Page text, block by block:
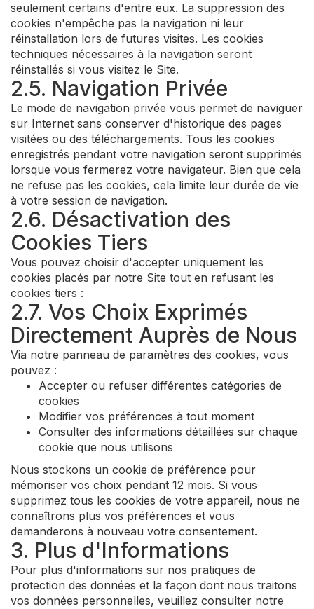
seulement certains d'entre eux. La suppression des
cookies n'empêche pas la navigation ni leur
réinstallation lors de futures visites. Les cookies
techniques nécessaires à la navigation seront
réinstallés si vous visitez le Site.
2.5. Navigation Privée
Le mode de navigation privée vous permet de naviguer
sur Internet sans conserver d'historique des pages
visitées ou des téléchargements. Tous les cookies
enregistrés pendant votre navigation seront supprimés
lorsque vous fermerez votre navigateur. Bien que cela
ne refuse pas les cookies, cela limite leur durée de vie
à votre session de navigation.
2.6. Désactivation des
Cookies Tiers
Vous pouvez choisir d'accepter uniquement les
cookies placés par notre Site tout en refusant les
cookies tiers :
2.7. Vos Choix Exprimés
Directement Auprès de Nous
Via notre panneau de paramètres des cookies, vous
pouvez :
Accepter ou refuser différentes catégories de
cookies
Modifier vos préférences à tout moment
Consulter des informations détaillées sur chaque
cookie que nous utilisons
Nous stockons un cookie de préférence pour
mémoriser vos choix pendant 12 mois. Si vous
supprimez tous les cookies de votre appareil, nous ne
connaîtrons plus vos préférences et vous
demanderons à nouveau votre consentement.
3. Plus d'Informations
Pour plus d'informations sur nos pratiques de
protection des données et la façon dont nous traitons
vos données personnelles, veuillez consulter notre